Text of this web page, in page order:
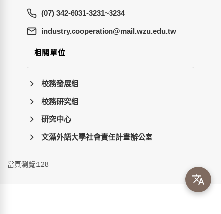
(07) 342-6031-3231~3234
wt.ude.uzw.liam@noitarepooc.yrtsudni
相關單位
校務發展組
校務研究組
研究中心
文藻外語大學社會責任計畫辦公室
當頁瀏覽:128